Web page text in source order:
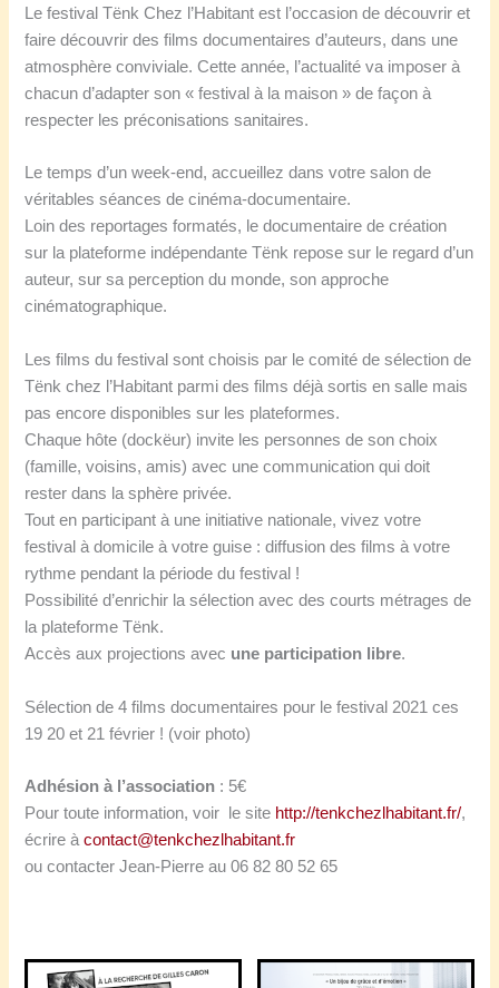
Le festival Tënk Chez l’Habitant est l’occasion de découvrir et
faire découvrir des films documentaires d’auteurs, dans une
atmosphère conviviale. Cette année, l’actualité va imposer à
chacun d’adapter son « festival à la maison » de façon à
respecter les préconisations sanitaires.
Le temps d’un week-end, accueillez dans votre salon de
véritables séances de cinéma-documentaire.
Loin des reportages formatés, le documentaire de création
sur la plateforme indépendante Tënk repose sur le regard d’un
auteur, sur sa perception du monde, son approche
cinématographique.
Les films du festival sont choisis par le comité de sélection de
Tënk chez l’Habitant parmi des films déjà sortis en salle mais
pas encore disponibles sur les plateformes.
Chaque hôte (dockëur) invite les personnes de son choix
(famille, voisins, amis) avec une communication qui doit
rester dans la sphère privée.
Tout en participant à une initiative nationale, vivez votre
festival à domicile à votre guise : diffusion des films à votre
rythme pendant la période du festival !
Possibilité d’enrichir la sélection avec des courts métrages de
la plateforme Tënk.
Accès aux projections avec une participation libre.
Sélection de 4 films documentaires pour le festival 2021 ces
19 20 et 21 février ! (voir photo)
Adhésion à l’association : 5€
Pour toute information, voir le site http://tenkchezlhabitant.fr/,
écrire àcontact@tenkchezlhabitant.fr
ou contacter Jean-Pierre au 06 82 80 52 65